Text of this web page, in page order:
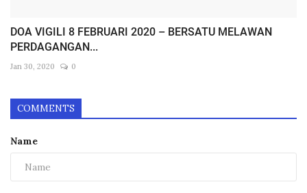
DOA VIGILI 8 FEBRUARI 2020 – BERSATU MELAWAN
PERDAGANGAN...
Jan 30, 2020 0
COMMENTS
Name